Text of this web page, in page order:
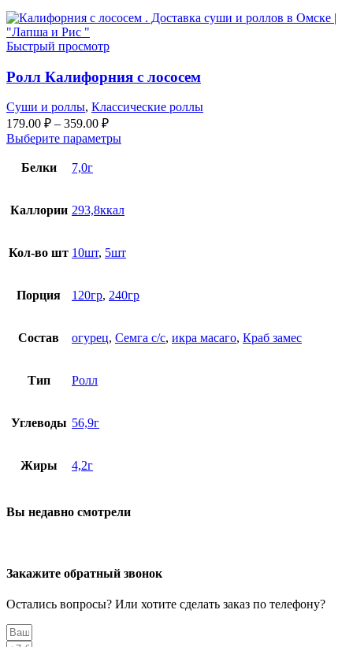
Быстрый просмотр
Ролл Калифорния с лососем
Суши и роллы, Классические роллы
179.00 ₽ – 359.00 ₽
Выберите параметры
Белки 7,0г
Каллории 293,8ккал
Кол-во шт 10шт, 5шт
Порция 120гр, 240гр
Состав огурец, Семга с/с, икра масаго, Краб замес
Тип Ролл
Углеводы 56,9г
Жиры 4,2г
Вы недавно смотрели
Закажите обратный звонок
Остались вопросы? Или хотите сделать заказ по телефону?